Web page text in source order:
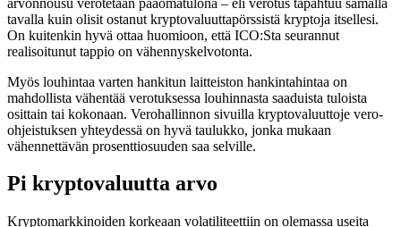
tavalla kuin olisit ostanut kryptovaluuttapörssistä kryptoja itsellesi.
On kuitenkin hyvä ottaa huomioon, että ICO:Sta seurannut
realisoitunut tappio on vähennyskelvotonta.
Myös louhintaa varten hankitun laitteiston hankintahintaa on
mahdollista vähentää verotuksessa louhinnasta saaduista tuloista
osittain tai kokonaan. Verohallinnon sivuilla kryptovaluuttoje vero-
ohjeistuksen yhteydessä on hyvä taulukko, jonka mukaan
vähennettävän prosenttiosuuden saa selville.
Pi kryptovaluutta arvo
Kryptomarkkinoiden korkeaan volatiliteettiin on olemassa useita